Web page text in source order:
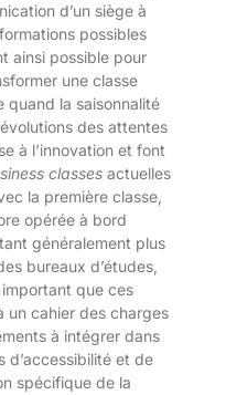
d’un siège à
possibles
ainsi possible pour
une classe
quand la saisonnalité
des attentes
à l’innovation et font
classes actuelles
la première classe,
opérée à bord
généralement plus
bureaux d’études,
que ces
un cahier des charges
à intégrer dans
d’accessibilité et de
spécifique de la